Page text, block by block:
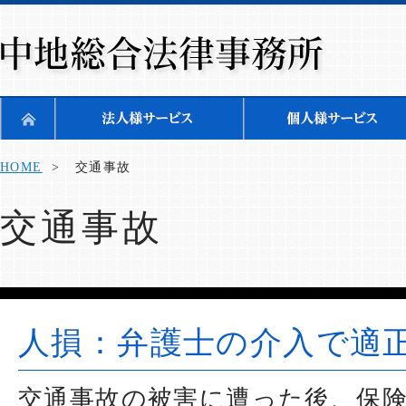
HOME > 交通事故
交通事故
人損：弁護士の介入で適
交通事故の被害に遭った後、保